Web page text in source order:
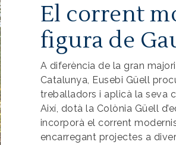
El corrent
figura de
A diferència de la gran
Catalunya, Eusebi Güell
treballadors i aplicà la seva
Així, dotà la Colònia Güell
incorporà el corrent
encarregant projectes a